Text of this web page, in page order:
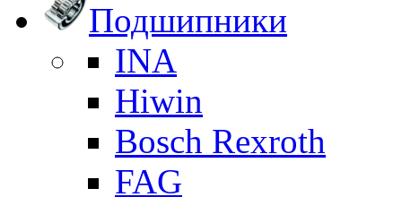
Подшипники
INA
Hiwin
Bosch Rexroth
FAG